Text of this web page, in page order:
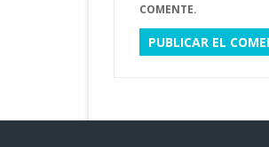
COMENTE.